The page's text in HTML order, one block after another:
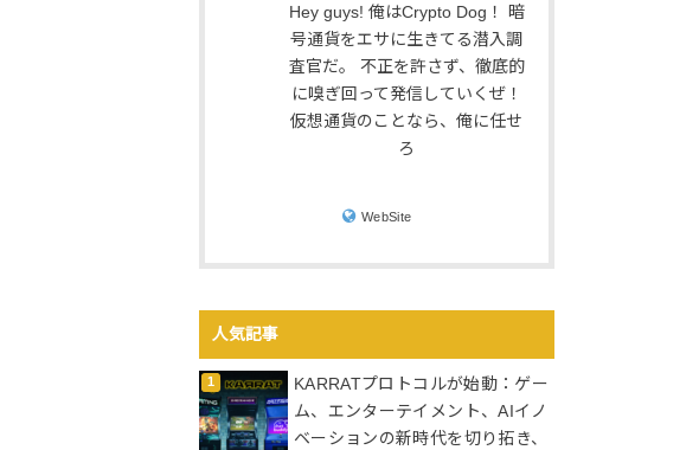
Hey guys! 俺はCrypto Dog！ 暗
号通貨をエサに生きてる潜入調
査官だ。 不正を許さず、徹底的
に嗅ぎ回って発信していくぜ！
仮想通貨のことなら、俺に任せ
ろ
WebSite
人気記事
KARRATプロトコルが始動：ゲー
ム、エンターテイメント、AIイノ
ベーションの新時代を切り拓き、